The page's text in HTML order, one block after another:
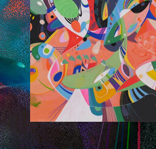
PEINTURE
RACINES CARRÉES
PETIT BOIS
PAPIERS BAVARDS
TISSUS
BOUTIQUE EN LIGNE